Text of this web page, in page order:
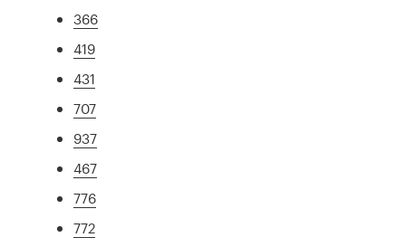
366
419
431
707
937
467
776
772